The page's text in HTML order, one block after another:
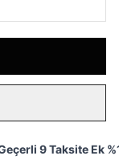
9 Taksite Ek